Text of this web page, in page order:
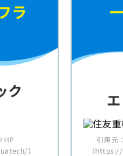
ラ
ク
HP
）
引用元
（